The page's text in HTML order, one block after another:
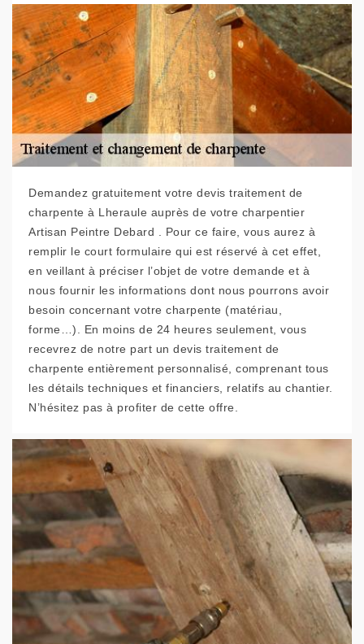
Demandez gratuitement votre devis traitement de
charpente à Lheraule auprès de votre charpentier
Artisan Peintre Debard . Pour ce faire, vous aurez à
remplir le court formulaire qui est réservé à cet effet,
en veillant à préciser l’objet de votre demande et à
nous fournir les informations dont nous pourrons avoir
besoin concernant votre charpente (matériau,
forme…). En moins de 24 heures seulement, vous
recevrez de notre part un devis traitement de
charpente entièrement personnalisé, comprenant tous
les détails techniques et financiers, relatifs au chantier.
N’hésitez pas à profiter de cette offre.